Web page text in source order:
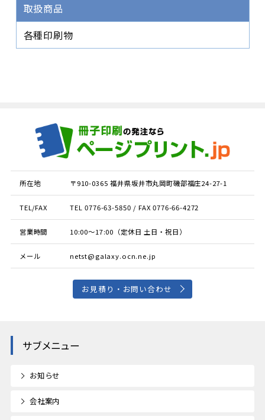
取扱商品
各種印刷物
所在地 〒910-0365 福井県坂井市丸岡町磯部福庄24-27-1
TEL/FAX TEL 0776-63-5850 / FAX 0776-66-4272
営業時間 10:00〜17:00（定休日 土日・祝日）
メール netst@galaxy.ocn.ne.jp
お見積り・お問い合わせ
サブメニュー
お知らせ
会社案内